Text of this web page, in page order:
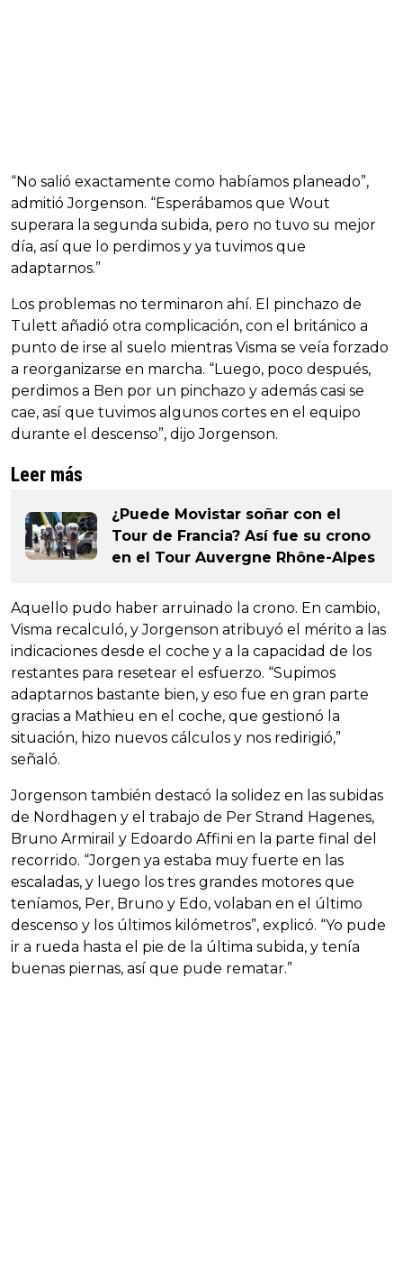
“No salió exactamente como habíamos planeado”,
admitió Jorgenson. “Esperábamos que Wout
superara la segunda subida, pero no tuvo su mejor
día, así que lo perdimos y ya tuvimos que
adaptarnos.”
Los problemas no terminaron ahí. El pinchazo de
Tulett añadió otra complicación, con el británico a
punto de irse al suelo mientras Visma se veía forzado
a reorganizarse en marcha. “Luego, poco después,
perdimos a Ben por un pinchazo y además casi se
cae, así que tuvimos algunos cortes en el equipo
durante el descenso”, dijo Jorgenson.
Leer más
¿Puede Movistar soñar con el
Tour de Francia? Así fue su crono
en el Tour Auvergne Rhône-Alpes
Aquello pudo haber arruinado la crono. En cambio,
Visma recalculó, y Jorgenson atribuyó el mérito a las
indicaciones desde el coche y a la capacidad de los
restantes para resetear el esfuerzo. “Supimos
adaptarnos bastante bien, y eso fue en gran parte
gracias a Mathieu en el coche, que gestionó la
situación, hizo nuevos cálculos y nos redirigió,”
señaló.
Jorgenson también destacó la solidez en las subidas
de Nordhagen y el trabajo de Per Strand Hagenes,
Bruno Armirail y Edoardo Affini en la parte final del
recorrido. “Jorgen ya estaba muy fuerte en las
escaladas, y luego los tres grandes motores que
teníamos, Per, Bruno y Edo, volaban en el último
descenso y los últimos kilómetros”, explicó. “Yo pude
ir a rueda hasta el pie de la última subida, y tenía
buenas piernas, así que pude rematar.”